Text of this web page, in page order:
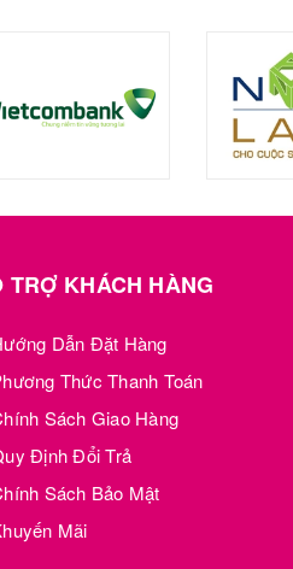
TRỢ KHÁCH HÀNG
Dẫn Đặt Hàng
Thức Thanh Toán
Sách Giao Hàng
Định Đổi Trả
Sách Bảo Mật
Mãi